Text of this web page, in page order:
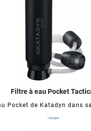
Filtre à eau Pocket
Pocket de Katadyn dans